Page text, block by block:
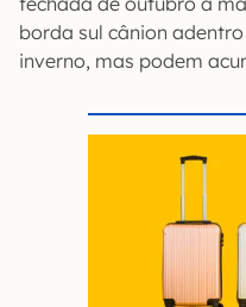
borda sul cânion
inverno, mas podem